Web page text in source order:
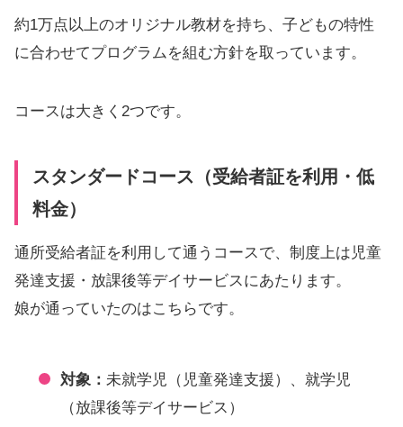
約1万点以上のオリジナル教材を持ち、子どもの特性
に合わせてプログラムを組む方針を取っています。
コースは大きく2つです。
スタンダードコース（受給者証を利用・低
料金）
通所受給者証を利用して通うコースで、制度上は児童
発達支援・放課後等デイサービスにあたります。
娘が通っていたのはこちらです。
対象： 未就学児（児童発達支援）、就学児
（放課後等デイサービス）